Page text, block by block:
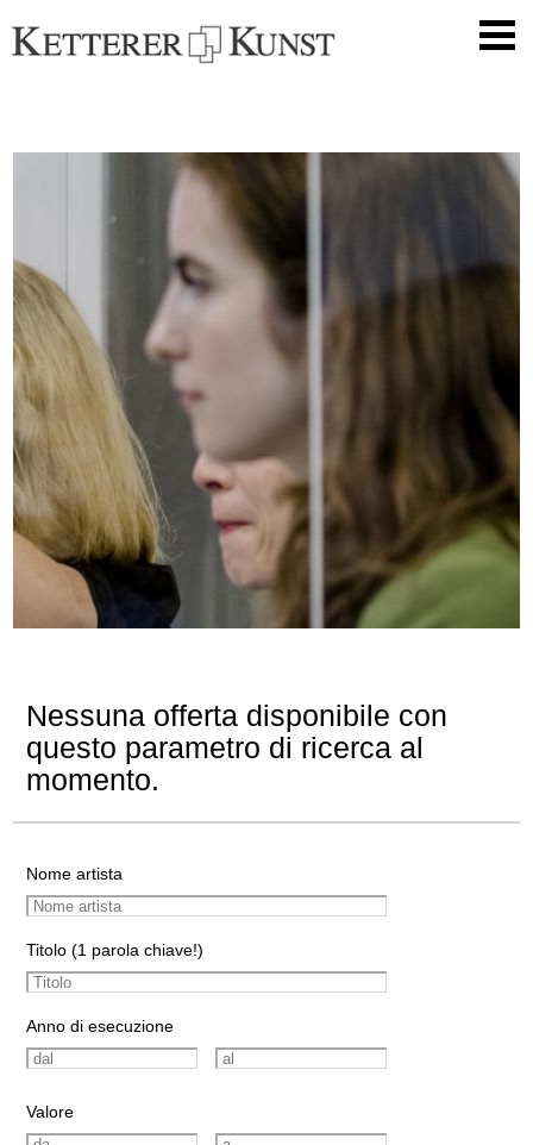
Nessuna offerta disponibile con
questo parametro di ricerca al
momento.
Nome artista
Titolo (1 parola chiave!)
Anno di esecuzione
Valore